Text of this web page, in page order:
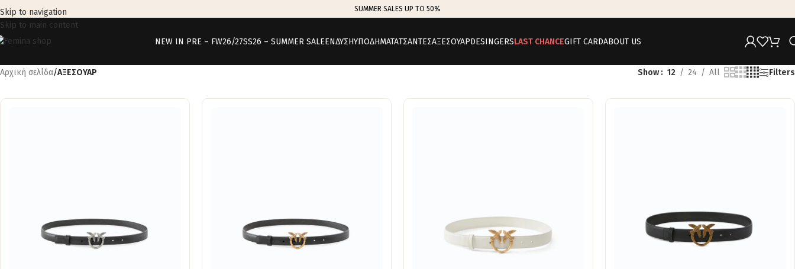
Skip to navigation
Skip to main content
SUMMER SALES UP TO 50%
NEW IN PRE – FW26/27SS26 – SUMMER SALEΕΝΔΥΣΗΥΠΟΔΗΜΑΤΑΤΣΑΝΤΕΣΑΞΕΣΟΥΑΡDESINGERSLAST CHANCEGIFT CARDABOUT US
Αρχική σελίδα/ΑΞΕΣΟΥΑΡ Show 12 24 All Filters